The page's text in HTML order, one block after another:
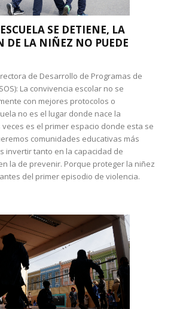
SE DETIENE, LA
DE LA NIÑEZ NO PUEDE
de Desarrollo de Programas de
La convivencia escolar no se
con mejores protocolos o
no es el lugar donde nace la
es el primer espacio donde esta se
comunidades educativas más
invertir tanto en la capacidad de
la de prevenir. Porque proteger la niñez
del primer episodio de violencia.